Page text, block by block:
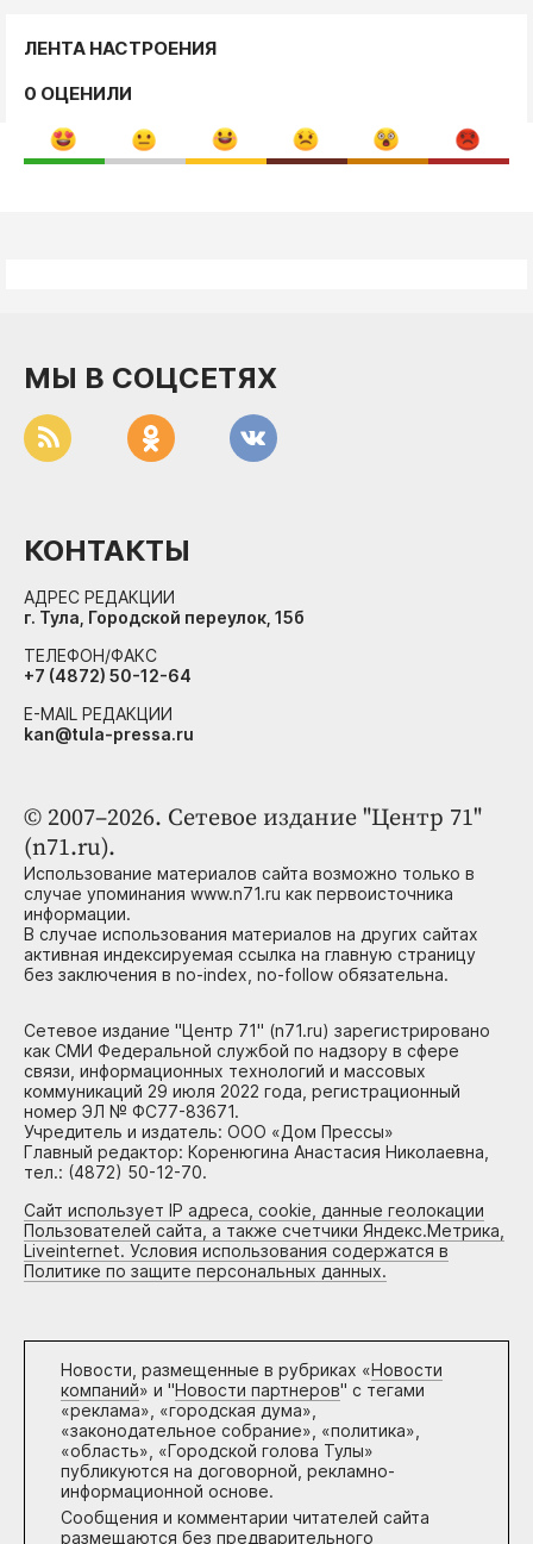
ЛЕНТА НАСТРОЕНИЯ
0 ОЦЕНИЛИ
© 2007–2026. Сетевое издание "Центр 71"
(n71.ru).
Использование материалов сайта возможно только в
случае упоминания www.n71.ru как первоисточника
информации.
В случае использования материалов на других сайтах
активная индексируемая ссылка на главную страницу
без заключения в no-index, no-follow обязательна.
Сетевое издание "Центр 71" (n71.ru) зарегистрировано
как СМИ Федеральной службой по надзору в сфере
связи, информационных технологий и массовых
коммуникаций 29 июля 2022 года, регистрационный
номер ЭЛ № ФС77-83671.
Учредитель и издатель: ООО «Дом Прессы»
Главный редактор: Коренюгина Анастасия Николаевна,
тел.: (4872) 50-12-70.
Сайт использует IP адреса, cookie, данные геолокации
Пользователей сайта, а также счетчики Яндекс.Метрика,
Liveinternet. Условия использования содержатся в
Политике по защите персональных данных.
Новости, размещенные в рубриках «Новости
компаний» и "Новости партнеров" с тегами
«реклама», «городская дума»,
«законодательное собрание», «политика»,
«область», «Городской голова Тулы»
публикуются на договорной, рекламно-
информационной основе.
Сообщения и комментарии читателей сайта
размещаются без предварительного
МЫ В СОЦСЕТЯХ
КОНТАКТЫ
АДРЕС РЕДАКЦИИ
г. Тула, Городской переулок, 15б
ТЕЛЕФОН/ФАКС
+7 (4872) 50-12-64
E-MAIL РЕДАКЦИИ
kan@tula-pressa.ru